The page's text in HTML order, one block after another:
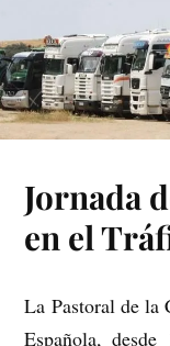
Jornada
en el
La Pastoral de la
Española,